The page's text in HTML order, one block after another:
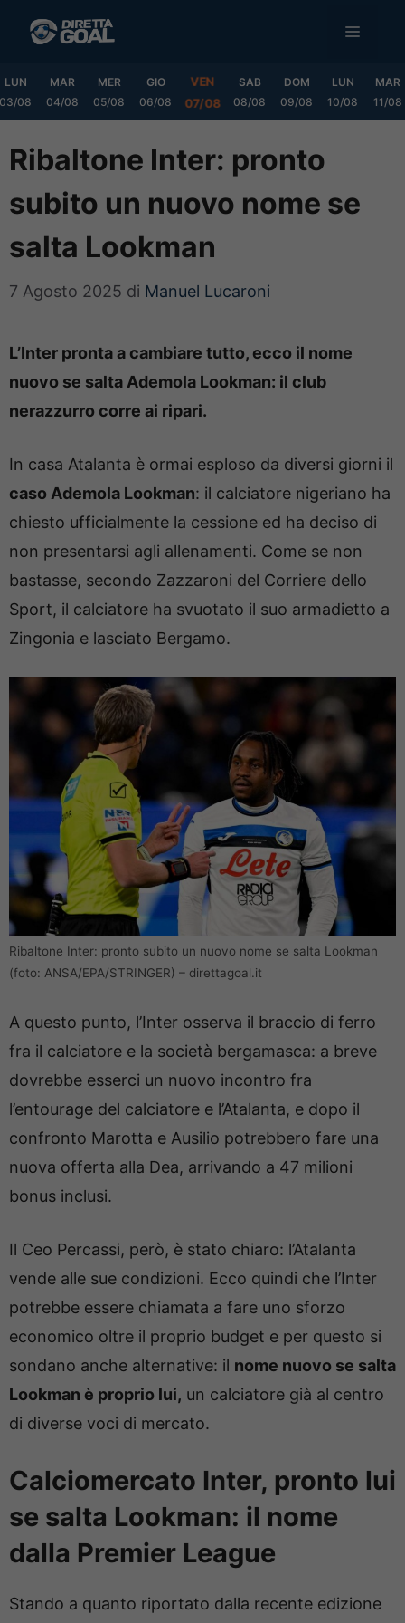
MENU
LUN
03/08
MAR
04/08
MER
05/08
GIO
06/08
VEN
07/08
SAB
08/08
DOM
09/08
LUN
10/08
MAR
11/08
Ribaltone Inter: pronto
subito un nuovo nome se
salta Lookman
7 Agosto 2025 di Manuel Lucaroni
L’Inter pronta a cambiare tutto, ecco il nome
nuovo se salta Ademola Lookman: il club
nerazzurro corre ai ripari.
In casa Atalanta è ormai esploso da diversi giorni il
caso Ademola Lookman: il calciatore nigeriano ha
chiesto ufficialmente la cessione ed ha deciso di
non presentarsi agli allenamenti. Come se non
bastasse, secondo Zazzaroni del Corriere dello
Sport, il calciatore ha svuotato il suo armadietto a
Zingonia e lasciato Bergamo.
Ribaltone Inter: pronto subito un nuovo nome se salta Lookman
(foto: ANSA/EPA/STRINGER) – direttagoal.it
A questo punto, l’Inter osserva il braccio di ferro
fra il calciatore e la società bergamasca: a breve
dovrebbe esserci un nuovo incontro fra
l’entourage del calciatore e l’Atalanta, e dopo il
confronto Marotta e Ausilio potrebbero fare una
nuova offerta alla Dea, arrivando a 47 milioni
bonus inclusi.
Il Ceo Percassi, però, è stato chiaro: l’Atalanta
vende alle sue condizioni. Ecco quindi che l’Inter
potrebbe essere chiamata a fare uno sforzo
economico oltre il proprio budget e per questo si
sondano anche alternative: il nome nuovo se salta
Lookman è proprio lui, un calciatore già al centro
di diverse voci di mercato.
Calciomercato Inter, pronto lui
se salta Lookman: il nome
dalla Premier League
Stando a quanto riportato dalla recente edizione